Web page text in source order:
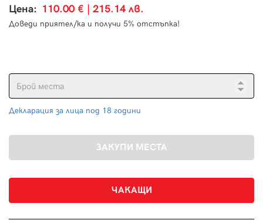
Цена: 110.00 € | 215.14 лв.
Доведи приятел/ка и получи 5% отстъпка!
Декларация за лица под 18 години
ЧАКАЩИ